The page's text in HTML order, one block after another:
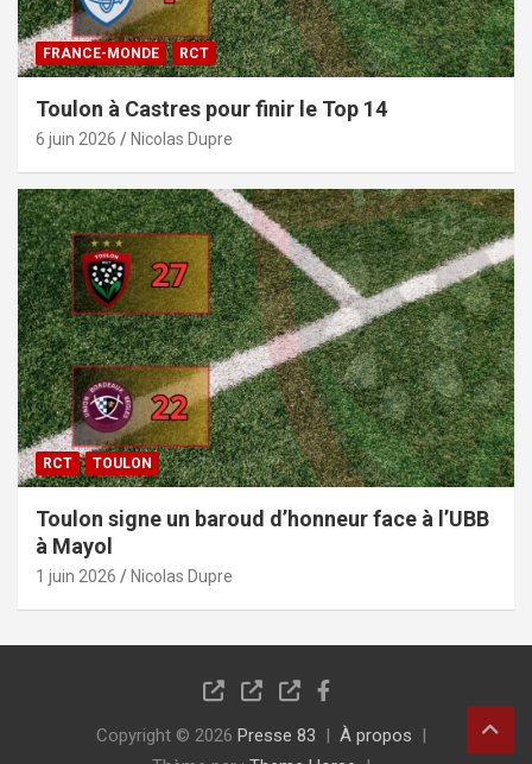
FRANCE-MONDE RCT
Toulon à Castres pour finir le Top 14
6 juin 2026 Nicolas Dupre
RCT TOULON
Toulon signe un baroud d’honneur face à l’UBB
à Mayol
1 juin 2026 Nicolas Dupre
Copyright © 2026 Presse 83
À propos